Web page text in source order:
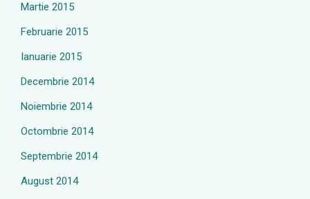
Martie 2015
Februarie 2015
Ianuarie 2015
Decembrie 2014
Noiembrie 2014
Octombrie 2014
Septembrie 2014
August 2014